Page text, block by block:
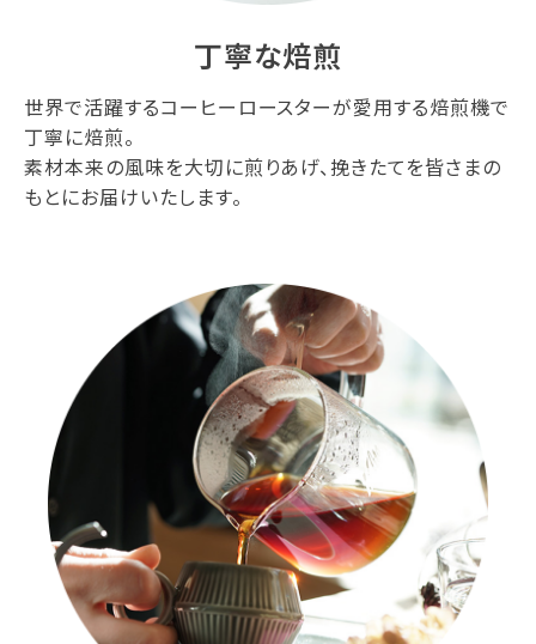
丁寧な焙煎
世界で活躍するコーヒーロースターが愛用する焙煎機で
丁寧に焙煎。
素材本来の風味を大切に煎りあげ、挽きたてを皆さまの
もとにお届けいたします。